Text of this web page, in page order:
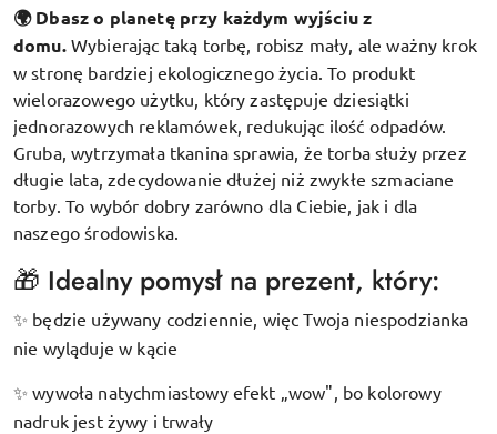
🌍 Dbasz o planetę przy każdym wyjściu z
domu. Wybierając taką torbę, robisz mały, ale ważny krok
w stronę bardziej ekologicznego życia. To produkt
wielorazowego użytku, który zastępuje dziesiątki
jednorazowych reklamówek, redukując ilość odpadów.
Gruba, wytrzymała tkanina sprawia, że torba służy przez
długie lata, zdecydowanie dłużej niż zwykłe szmaciane
torby. To wybór dobry zarówno dla Ciebie, jak i dla
naszego środowiska.
🎁 Idealny pomysł na prezent, który:
✨ będzie używany codziennie, więc Twoja niespodzianka
nie wyląduje w kącie
✨ wywoła natychmiastowy efekt „wow", bo kolorowy
nadruk jest żywy i trwały